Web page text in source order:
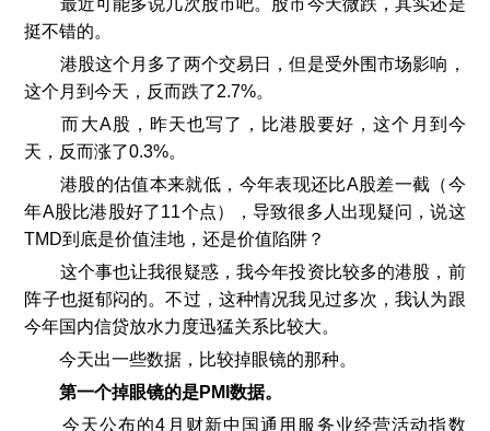
挺不错的。
港股这个月多了两个交易日，但是受外围市场影响，
这个月到今天，反而跌了2.7%。
而大A股，昨天也写了，比港股要好，这个月到今
天，反而涨了0.3%。
港股的估值本来就低，今年表现还比A股差一截（今
年A股比港股好了11个点），导致很多人出现疑问，说这
TMD到底是价值洼地，还是价值陷阱？
这个事也让我很疑惑，我今年投资比较多的港股，前
阵子也挺郁闷的。不过，这种情况我见过多次，我认为跟
今年国内信贷放水力度迅猛关系比较大。
今天出一些数据，比较掉眼镜的那种。
第一个掉眼镜的是PMI数据。
今天公布的4月财新中国通用服务业经营活动指数